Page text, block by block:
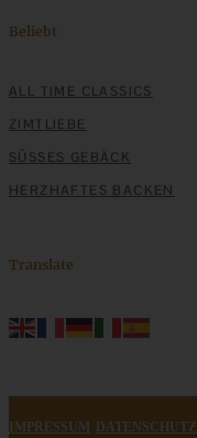
Beliebt
ALL TIME CLASSICS
ZIMTLIEBE
SÜSSES GEBÄCK
HERZHAFTES BACKEN
Translate
IMPRESSUM DATENSCHUTZ